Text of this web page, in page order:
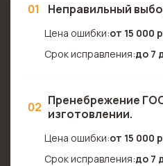
01 Неправильный
Цена ошибки:от 15 000
Срок исправления:до 7
02 Пренебрежение
изготовлении.
Цена ошибки:от 15 000
Срок исправления:до 7